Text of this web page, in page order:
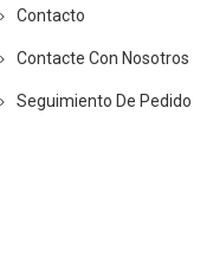
Contacto
Contacte Con Nosotros
Seguimiento De Pedido